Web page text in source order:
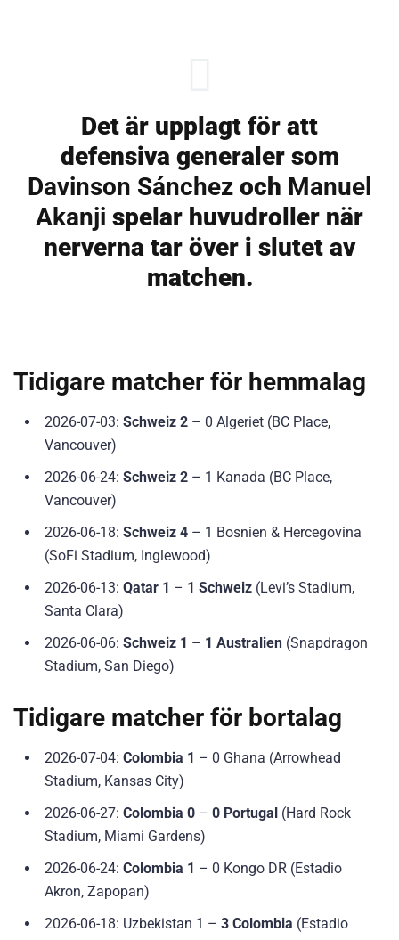
Det är upplagt för att
defensiva generaler som
Davinson Sánchez och Manuel
Akanji spelar huvudroller när
nerverna tar över i slutet av
matchen.
Tidigare matcher för hemmalag
2026-07-03: Schweiz 2 – 0 Algeriet (BC Place,
Vancouver)
2026-06-24: Schweiz 2 – 1 Kanada (BC Place,
Vancouver)
2026-06-18: Schweiz 4 – 1 Bosnien & Hercegovina
(SoFi Stadium, Inglewood)
2026-06-13: Qatar 1 – 1 Schweiz (Levi’s Stadium,
Santa Clara)
2026-06-06: Schweiz 1 – 1 Australien (Snapdragon
Stadium, San Diego)
Tidigare matcher för bortalag
2026-07-04: Colombia 1 – 0 Ghana (Arrowhead
Stadium, Kansas City)
2026-06-27: Colombia 0 – 0 Portugal (Hard Rock
Stadium, Miami Gardens)
2026-06-24: Colombia 1 – 0 Kongo DR (Estadio
Akron, Zapopan)
2026-06-18: Uzbekistan 1 – 3 Colombia (Estadio